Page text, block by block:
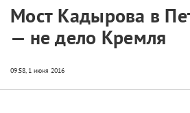
Мост Кадырова в
— не дело Кремля